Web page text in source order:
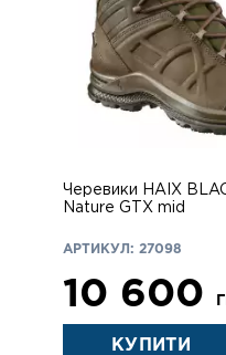
Черевики HAIX
Nature GTX mid
АРТИКУЛ: 27098
10 600
КУПИТИ